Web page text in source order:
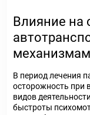
Влияние на
В период лечения
осторожность при
видов
быстроты